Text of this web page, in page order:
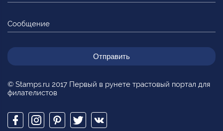
© Stamps.ru 2017 Первый в рунете трастовый портал для
филателистов
Сообщение